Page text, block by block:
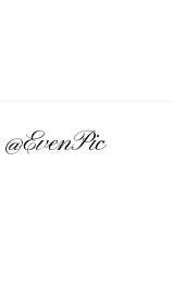
@EvenPic